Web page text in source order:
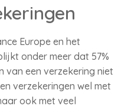
Europe en het
onder meer dat 57%
van een verzekering niet
verzekeringen wel met
ook met veel